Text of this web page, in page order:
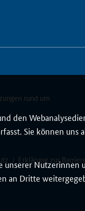
den
Sie können
an Dritte
rund um
Erklärung zur